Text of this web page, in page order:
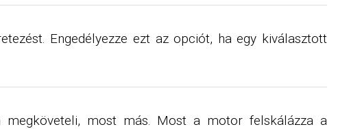
Engedélyezze ezt az opciót, ha egy kiválasztott
most más. Most a motor felskálázza a